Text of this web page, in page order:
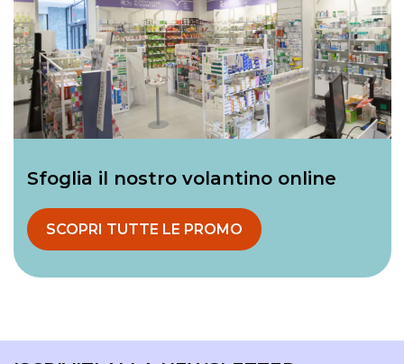
Sfoglia il nostro volantino online
SCOPRI TUTTE LE PROMO